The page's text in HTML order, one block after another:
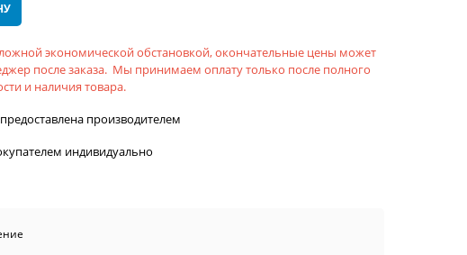
экономической обстановкой, окончательные цены может
после заказа. Мы принимаем оплату только после полного
и наличия товара.
производителем
индивидуально